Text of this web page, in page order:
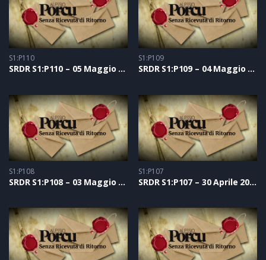
S1:P110
SRDR S1:P110 – 05 Maggio 2021
S1:P109
SRDR S1:P109 – 04 Maggio 2021
S1:P108
SRDR S1:P108 – 03 Maggio 2021
S1:P107
SRDR S1:P107 – 30 Aprile 2021